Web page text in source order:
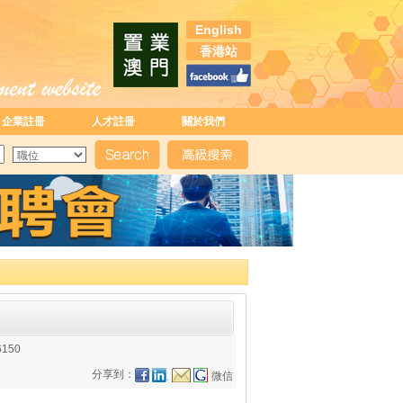
English
香港站
企業註冊 人才註冊 關於我們
分享到：
微信